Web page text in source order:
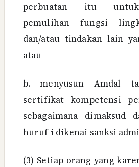
perbuatan itu
pemulihan fungsi
dan/atau tindakan lain
atau
b. menyusun Amdal
sertifikat kompetensi
sebagaimana dimaksud
huruf i dikenai sanksi
(3) Setiap orang yang